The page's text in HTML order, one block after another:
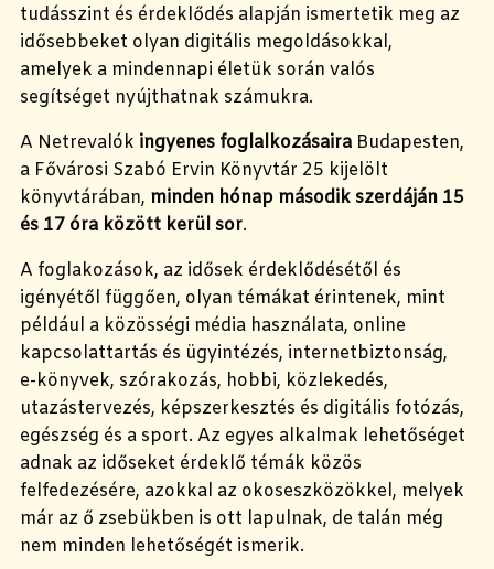
tudásszint és érdeklődés alapján ismertetik meg az
idősebbeket olyan digitális megoldásokkal,
amelyek a mindennapi életük során valós
segítséget nyújthatnak számukra.
A Netrevalók ingyenes foglalkozásaira Budapesten,
a Fővárosi Szabó Ervin Könyvtár 25 kijelölt
könyvtárában, minden hónap második szerdáján 15
és 17 óra között kerül sor.
A foglakozások, az idősek érdeklődésétől és
igényétől függően, olyan témákat érintenek, mint
például a közösségi média használata, online
kapcsolattartás és ügyintézés, internetbiztonság,
e-könyvek, szórakozás, hobbi, közlekedés,
utazástervezés, képszerkesztés és digitális fotózás,
egészség és a sport. Az egyes alkalmak lehetőséget
adnak az időseket érdeklő témák közös
felfedezésére, azokkal az okoseszközökkel, melyek
már az ő zsebükben is ott lapulnak, de talán még
nem minden lehetőségét ismerik.